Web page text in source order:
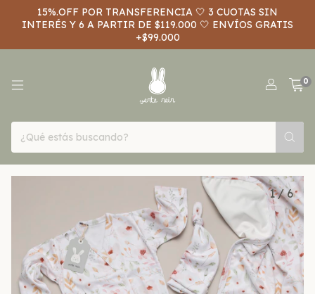
15%.OFF POR TRANSFERENCIA 🤍 3 CUOTAS SIN
INTERÉS Y 6 A PARTIR DE $119.000 🤍 ENVÍOS GRATIS
+$99.000
0
1/6